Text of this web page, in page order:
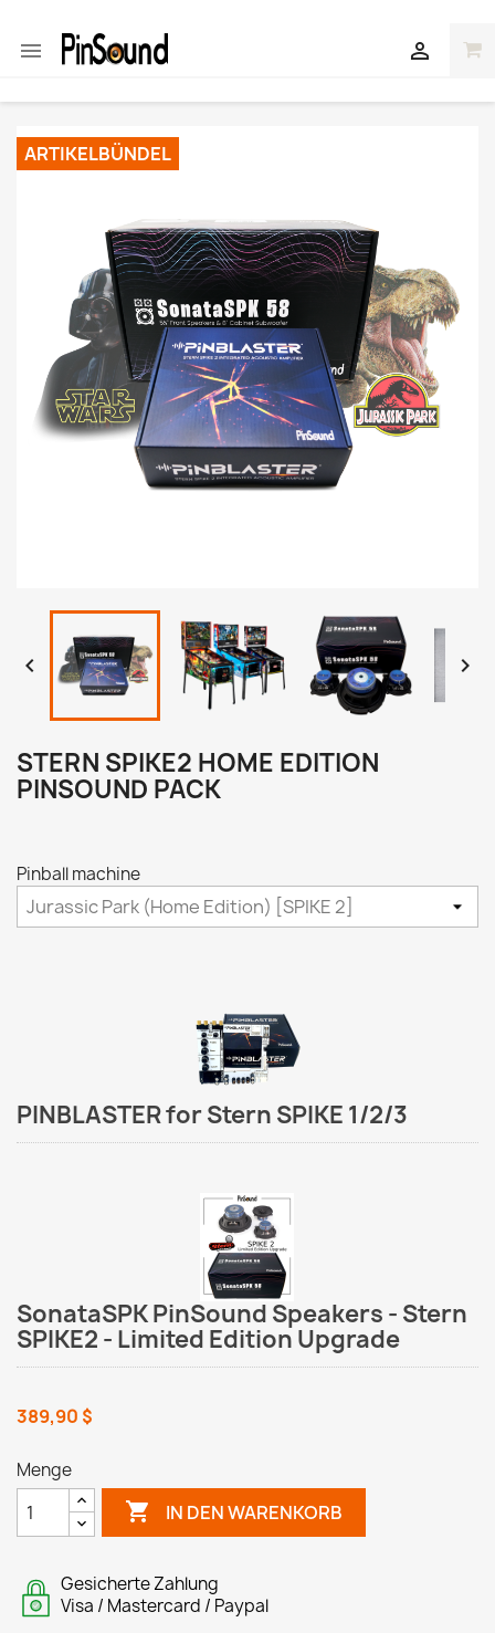
 
ARTIKELBÜNDEL
 
STERN SPIKE2 HOME EDITION
PINSOUND PACK
Pinball machine
PINBLASTER for Stern SPIKE 1/2/3
SonataSPK PinSound Speakers - Stern
SPIKE2 - Limited Edition Upgrade
389,90 $
Menge
 IN DEN WARENKORB
Gesicherte Zahlung
Visa / Mastercard / Paypal